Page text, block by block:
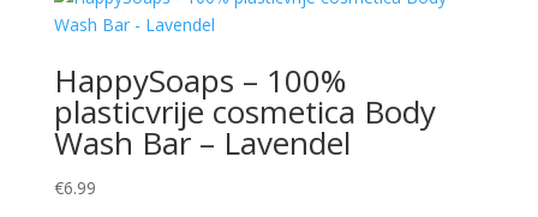
HappySoaps – 100%
plasticvrije cosmetica Body
Wash Bar – Lavendel
€6.99